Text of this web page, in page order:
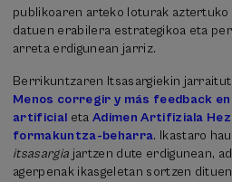
publikoaren arteko loturak aztertuko
datuen erabilera estrategikoa eta
arreta erdigunean jarriz.
Berrikuntzaren Itsasargiekin
Menos corregir y más feedback
artificial eta Adimen Artifiziala
formakuntza-beharra. Ikastaro
itsasargia jartzen dute erdigunean,
agerpenak ikasgeletan sortzen